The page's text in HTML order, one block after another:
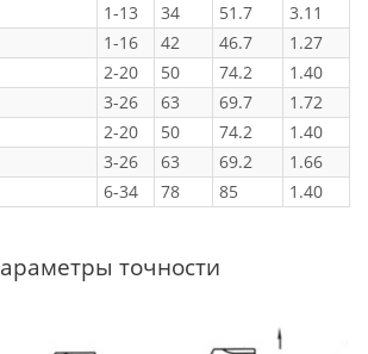
1-13 34 51.7
3.11
1-16 42 46.7
1.27
2-20 50 74.2
1.40
3-26 63 69.7
1.72
2-20 50 74.2
1.40
3-26 63 69.2
1.66
6-34 78 85 1.40
точности